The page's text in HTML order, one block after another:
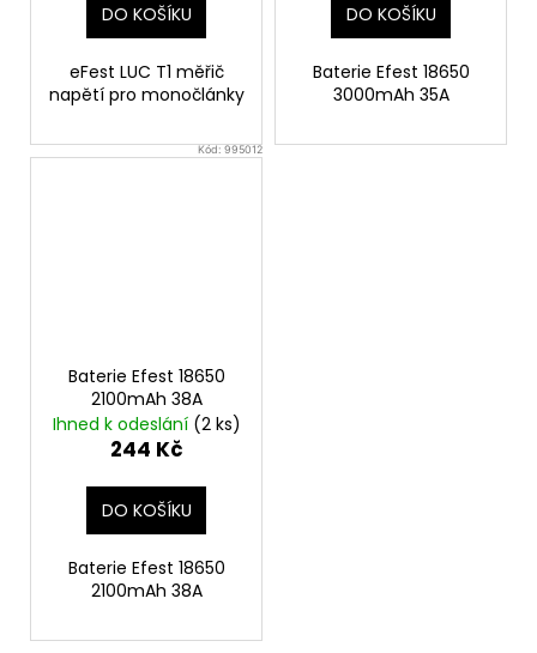
DO KOŠÍKU
eFest LUC T1 měřič
napětí pro monočlánky
DO KOŠÍKU
Baterie Efest 18650
3000mAh 35A
Kód:995012
Baterie Efest 18650
2100mAh 38A
Ihned k odeslání (2 ks)
244 Kč
DO KOŠÍKU
Baterie Efest 18650
2100mAh 38A